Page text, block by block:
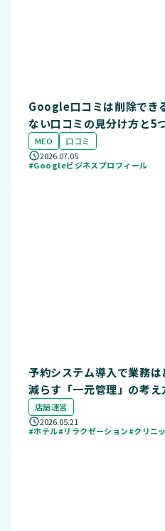
Google口コミは削除でき
ない口コミの見分け方と5
MEO
口コミ
2026.07.05
#Googleビジネスプロフィール
予約システム導入で業務
減らす「一元管理」の考
店舗運営
2026.05.21
#ホテル#リラクゼーション#クリニ